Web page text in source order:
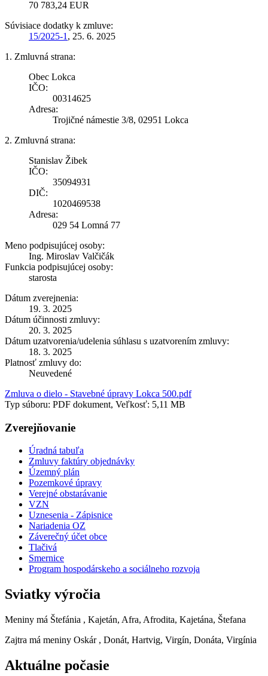
70 783,24 EUR
Súvisiace dodatky k zmluve:
15/2025-1 , 25. 6. 2025
1. Zmluvná strana:
Obec Lokca
IČO:
00314625
Adresa:
Trojičné námestie 3/8, 02951 Lokca
2. Zmluvná strana:
Stanislav Žibek
IČO:
35094931
DIČ:
1020469538
Adresa:
029 54 Lomná 77
Meno podpisujúcej osoby:
Ing. Miroslav Valčičák
Funkcia podpisujúcej osoby:
starosta
Dátum zverejnenia:
19. 3. 2025
Dátum účinnosti zmluvy:
20. 3. 2025
Dátum uzatvorenia/udelenia súhlasu s uzatvorením zmluvy:
18. 3. 2025
Platnosť zmluvy do:
Neuvedené
Zmluva o dielo - Stavebné úpravy Lokca 500.pdf
Typ súboru: PDF dokument, Veľkosť: 5,11 MB
Zverejňovanie
Úradná tabuľa
Zmluvy faktúry objednávky
Územný plán
Pozemkové úpravy
Verejné obstarávanie
VZN
Uznesenia - Zápisnice
Nariadenia OZ
Záverečný účet obce
Tlačivá
Smernice
Program hospodárskeho a sociálneho rozvoja
Sviatky výročia
Meniny má Štefánia , Kajetán, Afra, Afrodita, Kajetána, Štefana
Zajtra má meniny Oskár , Donát, Hartvig, Virgín, Donáta, Virgínia
Aktuálne počasie